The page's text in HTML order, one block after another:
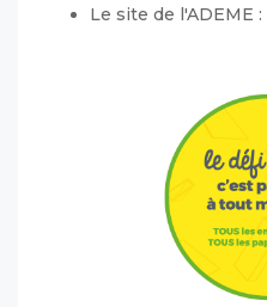
Le site de l'ADEME :